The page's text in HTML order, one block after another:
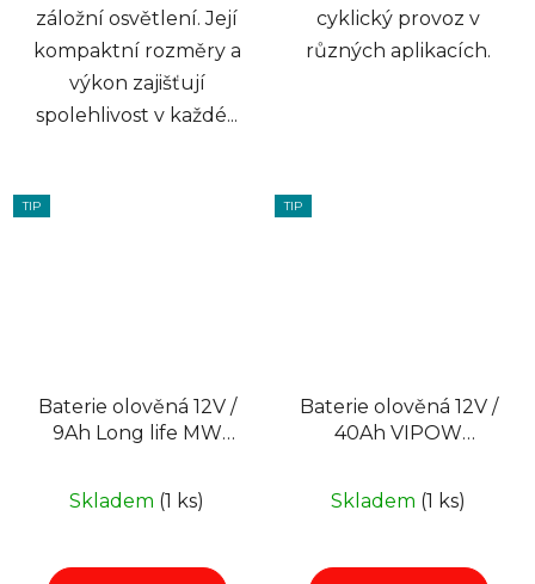
záložní osvětlení. Její
kompaktní rozměry a
výkon zajišťují
spolehlivost v každé...
cyklický provoz v
různých aplikacích.
TIP
Baterie olověná 12V /
9Ah Long life MW
životnost až 12 let
Skladem (1 ks)
TIP
Baterie olověná 12V /
40Ah VIPOW
Skladem (1 ks)